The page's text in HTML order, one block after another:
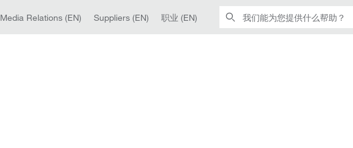
Media Relations (EN) Suppliers (EN) 职业 (EN)